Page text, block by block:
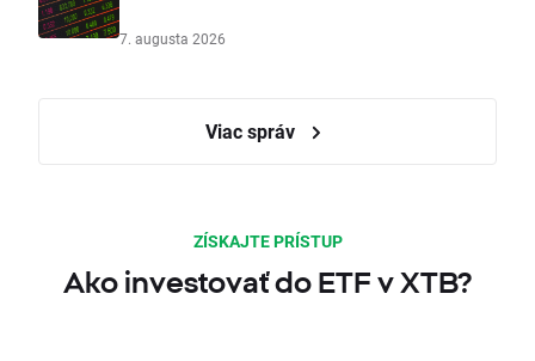
7. augusta 2026
Viac správ
ZÍSKAJTE PRÍSTUP
Ako investovať do ETF v XTB?